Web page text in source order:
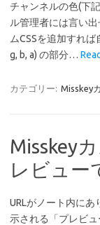
チャンネルの色(下
ル管理者には言い
ムCSSを追加すれ
g, b, a) の部分…
カテゴリー: Misskey
Misskey
レビュー
URLがノート内に
示される「プレビ